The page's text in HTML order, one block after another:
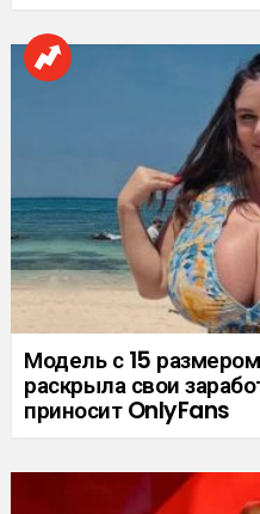
Модель с 15
раскрыла свои
приносит OnlyFans